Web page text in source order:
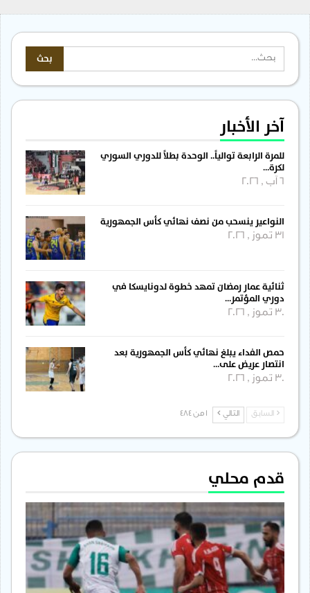
آخر الأخبار
للمرة الرابعة توالياً.. الوحدة بطلاً للدوري السوري
لكرة…
النواعير ينسحب من نصف نهائي كأس الجمهورية
31 تموز , 2026
ثنائية عمار رمضان تمهد خطوة لدونايسكا في
دوري المؤتمر…
30 تموز , 2026
حمص الفداء يبلغ نهائي كأس الجمهورية بعد
انتصار عريض على…
30 تموز , 2026
السابق التالي
قدم محلي